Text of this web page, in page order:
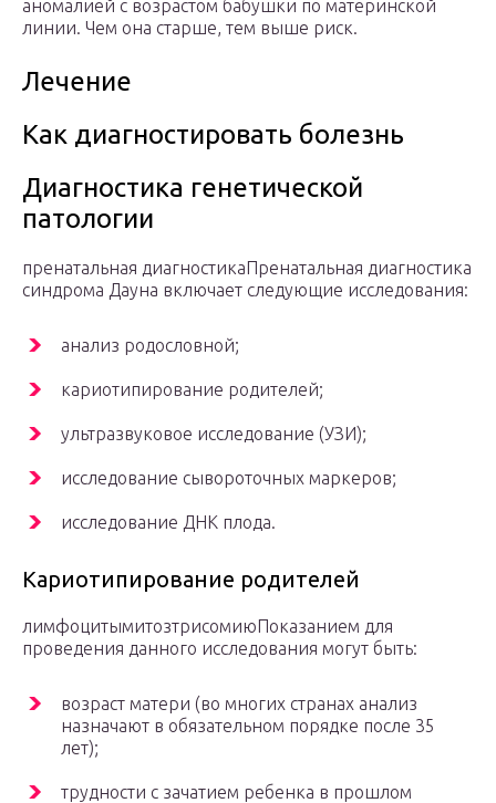
аномалией с возрастом бабушки по материнской
линии. Чем она старше, тем выше риск.
Лечение
Как диагностировать болезнь
Диагностика генетической
патологии
пренатальная диагностикаПренатальная диагностика
синдрома Дауна включает следующие исследования:
анализ родословной;
кариотипирование родителей;
ультразвуковое исследование (УЗИ);
исследование сывороточных маркеров;
исследование ДНК плода.
Кариотипирование родителей
лимфоцитымитозтрисомиюПоказанием для
проведения данного исследования могут быть:
возраст матери (во многих странах анализ
назначают в обязательном порядке после 35
лет);
трудности с зачатием ребенка в прошлом